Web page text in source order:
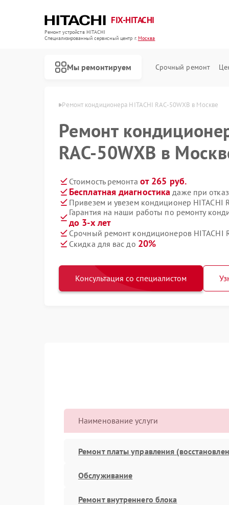
FIX-HITACHI
Ремонт устройств HITACHI
Специализированный cервисный центр г.Москва
Мы ремонтируем Срочный ремонт
HITACHI в Москве Ремонт кондиционера HITACHI RAC-50WXB в Москве
Ремонт
RAC-50WXB в
Стоимость ремонта от 265 руб.
Бесплатная диагностика даже при
Привезем и увезем кондиционер HITACHI
Гарантия на наши работы по ремонту
до 3-х лет
Срочный ремонт кондиционеров HITACHI
Скидка для вас до 20%
Консультация со специалистом
Наименование услуги
Ремонт платы управления
Обслуживание
Ремонт внутреннего блока